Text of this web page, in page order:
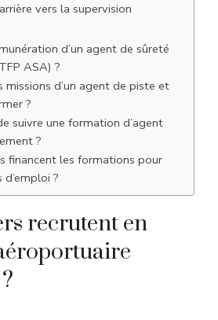
vers la supervision
d’un agent de sûreté
ASA) ?
missions d’un agent de piste et
?
suivre une formation d’agent
?
financent les formations pour
?
recrutent en